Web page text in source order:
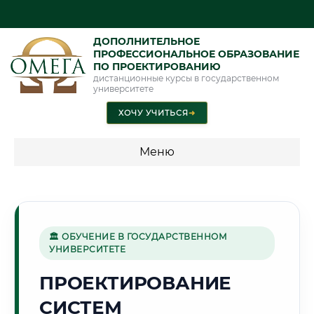
ДОПОЛНИТЕЛЬНОЕ
ПРОФЕССИОНАЛЬНОЕ ОБРАЗОВАНИЕ
ПО ПРОЕКТИРОВАНИЮ
дистанционные курсы в государственном
университете
ХОЧУ УЧИТЬСЯ➜
Меню
🏭
Г. СТЕРЛИТАМАК
🏛 ОБУЧЕНИЕ В ГОСУДАРСТВЕННОМ
УНИВЕРСИТЕТЕ
ПРОЕКТИРОВАНИЕ
СИСТЕМ